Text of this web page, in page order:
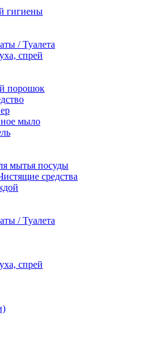
гигиены
/ Туалета
спрей
порошок
мыло
мытья посуды
средства
/ Туалета
спрей